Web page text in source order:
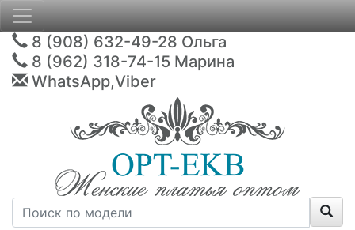
8 (908) 632-49-28 Ольга
8 (962) 318-74-15 Марина
WhatsApp,Viber